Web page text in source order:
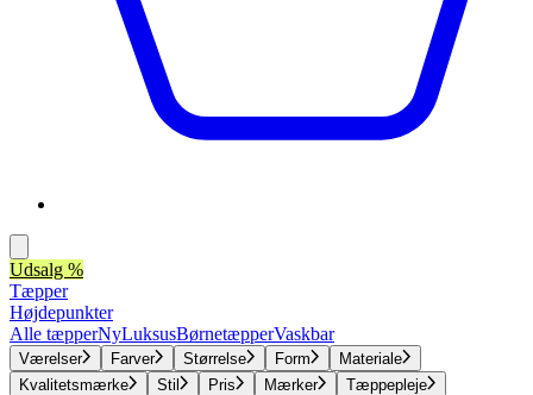
Udsalg %
Tæpper
Højdepunkter
Alle tæpperNyLuksusBørnetæpperVaskbar
Værelser Farver Størrelse Form
Materiale
Kvalitetsmærke
Stil Pris Mærker Tæppepleje